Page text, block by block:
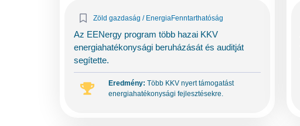
Zöld gazdaság / EnergiaFenntarthatóság
Az EENergy program több hazai KKV
energiahatékonysági beruházását és auditját
segítette.
Eredmény: Több KKV nyert támogatást
energiahatékonysági fejlesztésekre.